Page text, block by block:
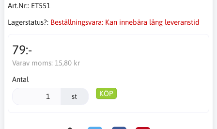
Art.Nr:: ET551
Lagerstatus?: Beställningsvara: Kan innebära lång leveranstid
79:-
Varav moms: 15,80 kr
Antal
st KÖP